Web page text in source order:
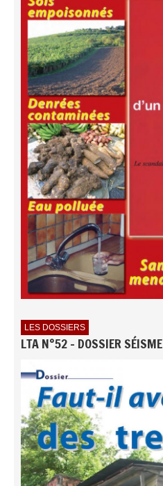
LES DOSSIERS
LTA N°52 - DOSSIER SÉISME